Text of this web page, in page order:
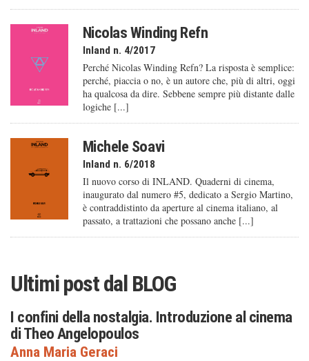
Nicolas Winding Refn
Inland n. 4/2017
Perché Nicolas Winding Refn? La risposta è semplice:
perché, piaccia o no, è un autore che, più di altri, oggi
ha qualcosa da dire. Sebbene sempre più distante dalle
logiche [...]
Michele Soavi
Inland n. 6/2018
Il nuovo corso di INLAND. Quaderni di cinema,
inaugurato dal numero #5, dedicato a Sergio Martino,
è contraddistinto da aperture al cinema italiano, al
passato, a trattazioni che possano anche [...]
Ultimi post dal BLOG
I confini della nostalgia. Introduzione al cinema
di Theo Angelopoulos
Anna Maria Geraci